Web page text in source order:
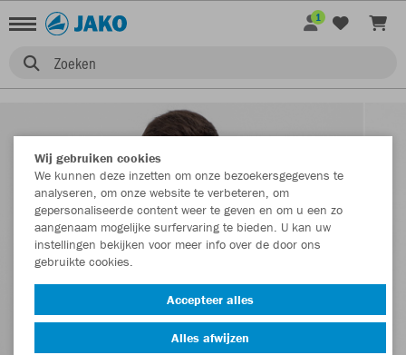
Zoeken
1
Wij gebruiken cookies
We kunnen deze inzetten om onze bezoekersgegevens te
analyseren, om onze website te verbeteren, om
gepersonaliseerde content weer te geven en om u een zo
aangenaam mogelijke surfervaring te bieden. U kan uw
instellingen bekijken voor meer info over de door ons
gebruikte cookies.
Accepteer alles
Alles afwijzen